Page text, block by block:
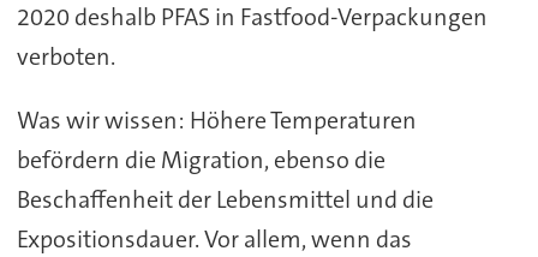
2020 deshalb PFAS in Fastfood-Verpackungen
verboten.
Was wir wissen: Höhere Temperaturen
befördern die Migration, ebenso die
Beschaffenheit der Lebensmittel und die
Expositionsdauer. Vor allem, wenn das